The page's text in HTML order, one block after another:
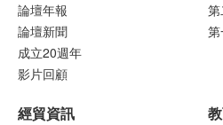
論壇年報
論壇新聞
成立20週年
影片回顧
經貿資訊